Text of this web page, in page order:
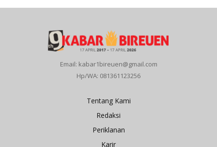
Email: kabar1bireuen@gmail.com
Hp/WA: 081361123256
Tentang Kami
Redaksi
Periklanan
Karir